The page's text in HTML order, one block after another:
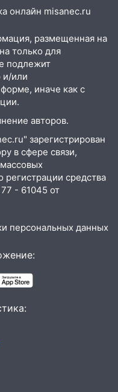
врезался в
на
колеса
в
горела дача
авто
сгорели
дом
в
сгорел
две области
дебоширам,
получила
автомобилей
онлайн misanec.ru
размещенная на
только для
подлежит
и/или
иначе как с
авторов.
зарегистрирован
в сфере связи,
средства
- 61045 от
персональных данных